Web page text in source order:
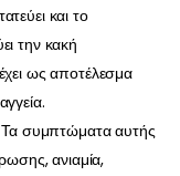
και το
την κακή
ως αποτέλεσμα
Τα συμπτώματα αυτής
ανιαμία,